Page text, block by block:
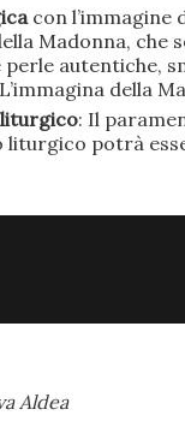
con l’immagine
Madonna,
perle autentiche,
della
: Il
liturgico potrà
Aldea